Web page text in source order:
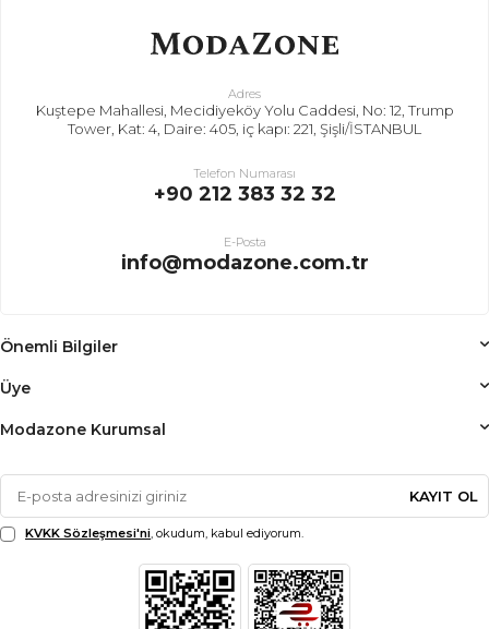
Adres
Kuştepe Mahallesi, Mecidiyeköy Yolu Caddesi, No: 12, Trump
Tower, Kat: 4, Daire: 405, iç kapı: 221, Şişli/İSTANBUL
Telefon Numarası
+90 212 383 32 32
E-Posta
info@modazone.com.tr
Önemli Bilgiler
Üye
Modazone Kurumsal
KAYIT OL
KVKK Sözleşmesi'ni, okudum, kabul ediyorum.